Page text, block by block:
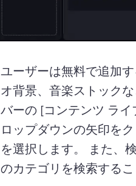
ユーザーは無料で追加
オ背景、音楽ストック
バーの [コンテンツ ラ
ロップダウンの矢印を
を選択します。
また、
のカテゴリを検索するこ